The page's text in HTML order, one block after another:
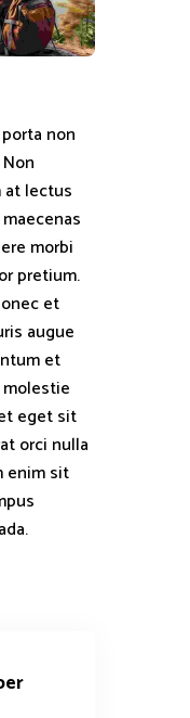
non
at lectus
morbi
pretium.
et
augue
et
eget sit
orci nulla
enim sit